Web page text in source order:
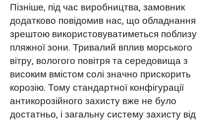
Пізніше, під час виробництва, замовник
додатково повідомив нас, що обладнання
зрештою використовуватиметься поблизу
пляжної зони. Тривалий вплив морського
вітру, вологого повітря та середовища з
високим вмістом солі значно прискорить
корозію. Тому стандартної конфігурації
антикорозійного захисту вже не було
достатньо, і загальну систему захисту від